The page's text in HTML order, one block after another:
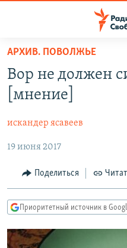
упрощенного
доступа
Вернуться
основному
Вернутся
главной
навигации
Вернутся
поиску
ПОДКАСТЫ
АВТОРСКИЕ ПРОЕКТЫ
ЦИТАТЫ СВОБОДЫ
МНЕНИЯ
КУЛЬТУРА
IDEL.РЕАЛИИ
КАВКАЗ.РЕАЛИИ
СЕВЕР.РЕАЛИИ
АРХИВ. ПОВОЛЖЬЕ
Вор не должен
[мнение]
искандер ясавеев
19 июня 2017
Поделиться
Приоритетный источник в